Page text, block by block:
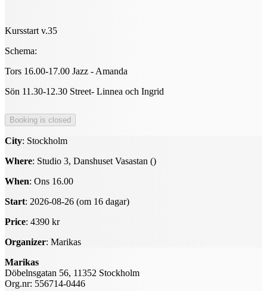
Kursstart v.35
Schema:
Tors 16.00-17.00 Jazz - Amanda
Sön 11.30-12.30 Street- Linnea och Ingrid
City: Stockholm
Where: Studio 3, Danshuset Vasastan ()
When: Ons 16.00
Start: 2026-08-26 (om 16 dagar)
Price: 4390 kr
Organizer: Marikas
Marikas
Döbelnsgatan 56, 11352 Stockholm
Org.nr: 556714-0446